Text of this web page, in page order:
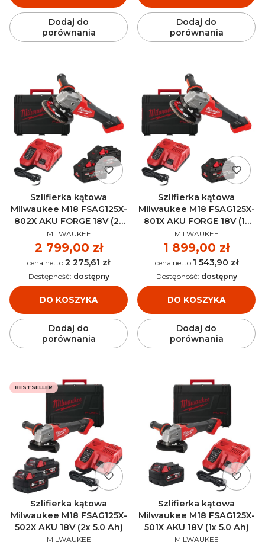
Dodaj do
porównania
Dodaj do
porównania
Szlifierka kątowa
Milwaukee M18 FSAG125X-
802X AKU FORGE 18V (2x
8.0 Ah)
PRODUCENT
MILWAUKEE
Cena
2 799,00 zł
Cena 2 275,61 zł
DO KOSZYKA
Dostępność: dostępny
Dodaj do
porównania
Szlifierka kątowa
Milwaukee M18 FSAG125X-
801X AKU FORGE 18V (1x
8.0 Ah)
PRODUCENT
MILWAUKEE
Cena
1 899,00 zł
Cena 1 543,90 zł
DO KOSZYKA
Dostępność: dostępny
Dodaj do
porównania
BESTSELLER
Szlifierka kątowa
Milwaukee M18 FSAG125X-
502X AKU 18V (2x 5.0 Ah)
PRODUCENT
MILWAUKEE
Szlifierka kątowa
Milwaukee M18 FSAG125X-
501X AKU 18V (1x 5.0 Ah)
PRODUCENT
MILWAUKEE